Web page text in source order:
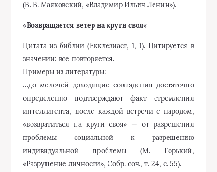
(В. В. Маяковский, «Владимир Ильич Ленин»).
«Возвращается ветер на круги своя«
Цитата из библии (Екклезиаст, 1, 1). Цитируется в
значении: все повторяется.
Примеры из литературы:
…до мелочей доходящие совпадения достаточно
определенно подтверждают факт стремления
интеллигента, после каждой встречи с народом,
«возвратиться на круги своя» — от разрешения
проблемы социальной к разрешению
индивидуальной проблемы (М. Горький,
«Разрушение личности», Собр. соч., т. 24, с. 55).